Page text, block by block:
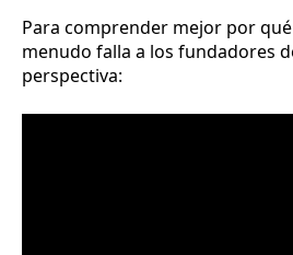
Para comprender mejor por
menudo falla a los fundadores
perspectiva: